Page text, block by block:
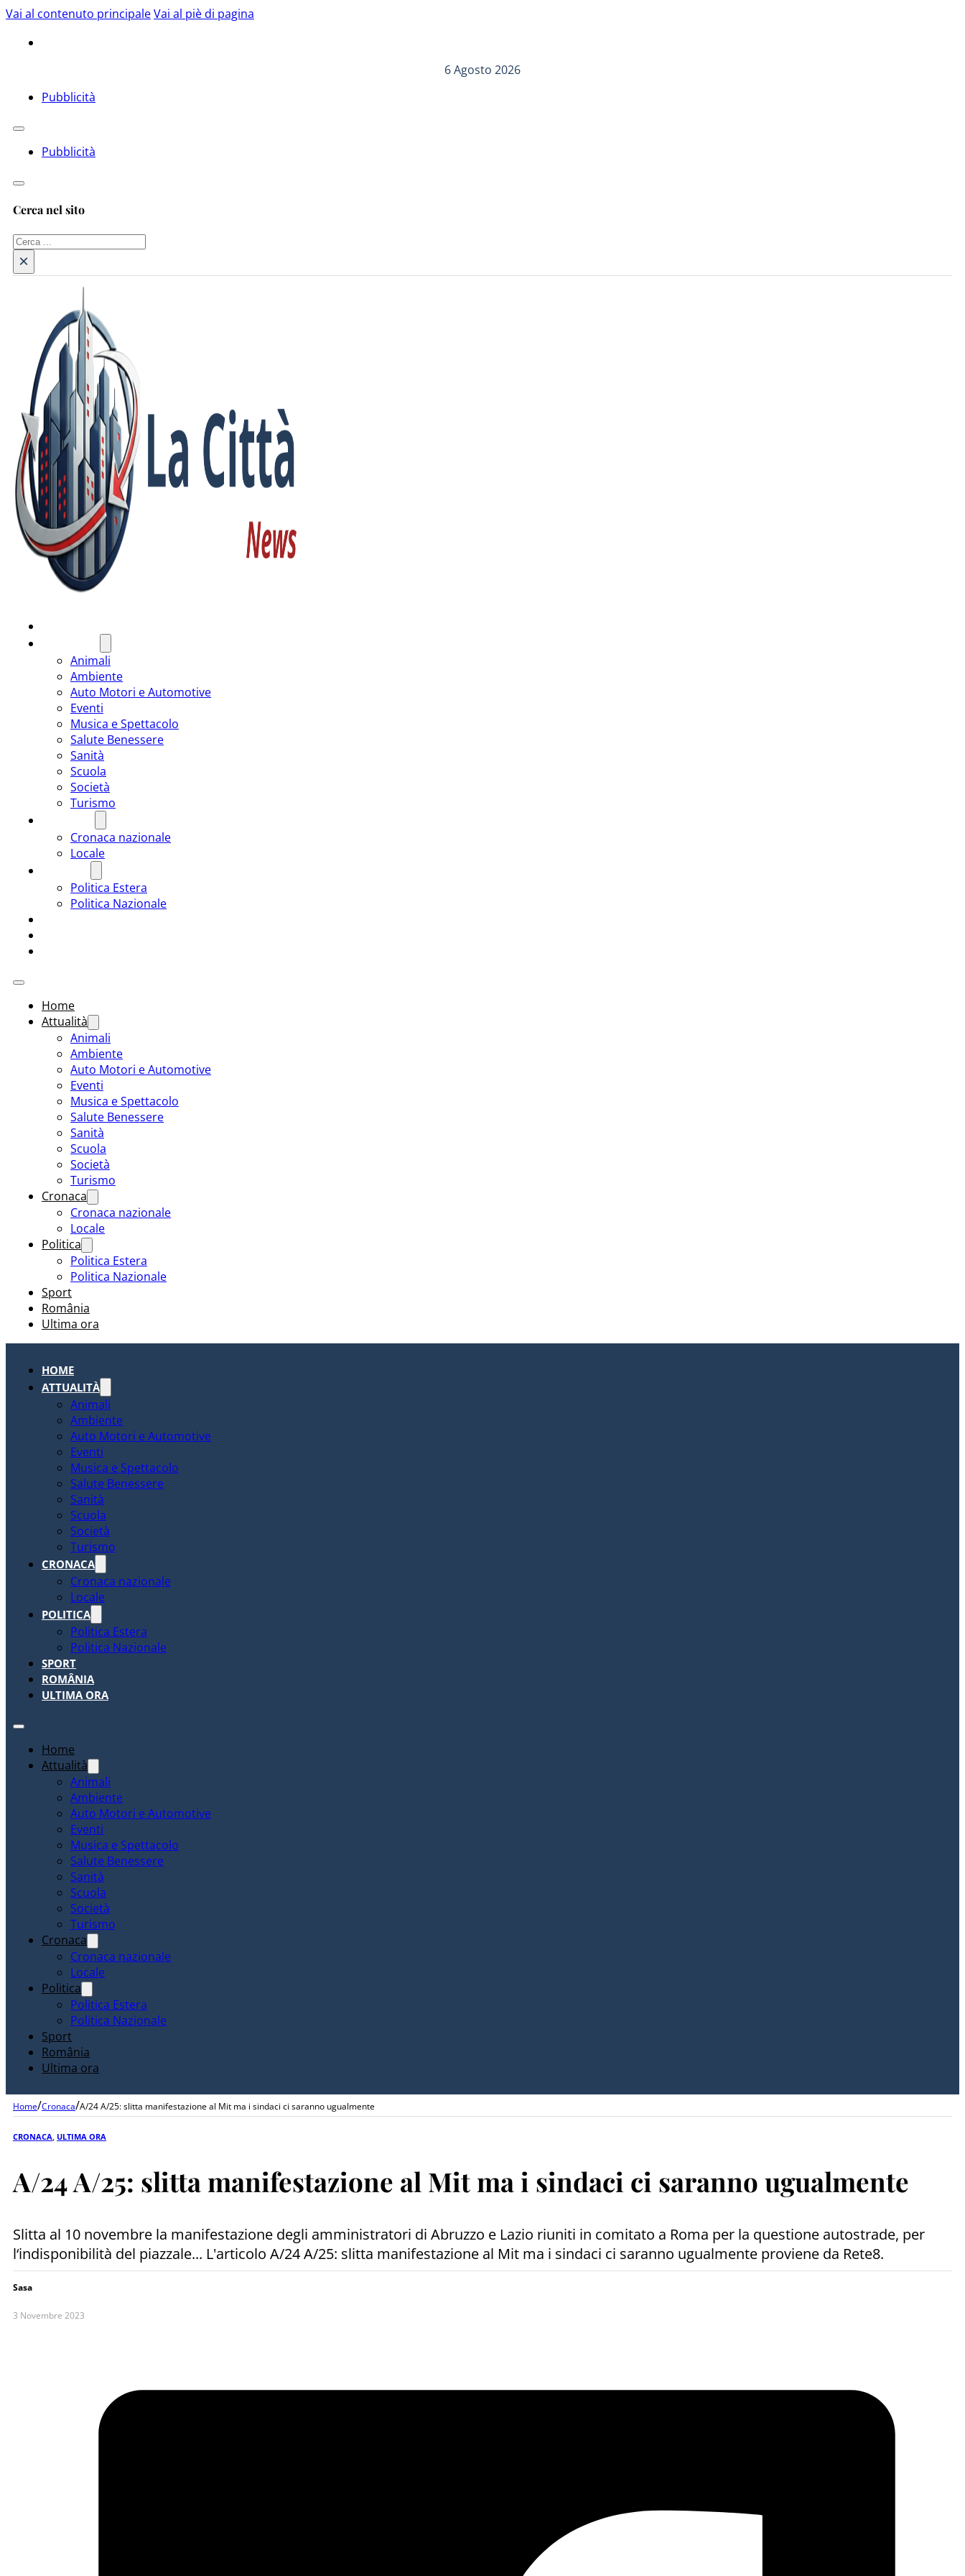
Vai al contenuto principaleVai al piè di pagina
6 Agosto 2026
Pubblicità
Pubblicità
Cerca nel sito
Cerca
×
Animali
Ambiente
Auto Motori e Automotive
Eventi
Musica e Spettacolo
Salute Benessere
Sanità
Scuola
Società
Turismo
Cronaca nazionale
Locale
Politica Estera
Politica Nazionale
Home
Attualità
Animali
Ambiente
Auto Motori e Automotive
Eventi
Musica e Spettacolo
Salute Benessere
Sanità
Scuola
Società
Turismo
Cronaca
Cronaca nazionale
Locale
Politica
Politica Estera
Politica Nazionale
Sport
România
Ultima ora
HOME
ATTUALITÀ
Animali
Ambiente
Auto Motori e Automotive
Eventi
Musica e Spettacolo
Salute Benessere
Sanità
Scuola
Società
Turismo
CRONACA
Cronaca nazionale
Locale
POLITICA
Politica Estera
Politica Nazionale
SPORT
ROMÂNIA
ULTIMA ORA
Home
Attualità
Animali
Ambiente
Auto Motori e Automotive
Eventi
Musica e Spettacolo
Salute Benessere
Sanità
Scuola
Società
Turismo
Cronaca
Cronaca nazionale
Locale
Politica
Politica Estera
Politica Nazionale
Sport
România
Ultima ora
Home/Cronaca/A/24 A/25: slitta manifestazione al Mit ma i sindaci ci saranno ugualmente
CRONACA ULTIMA ORA
A/24 A/25: slitta manifestazione al Mit ma i sindaci ci saranno ugualmente
Slitta al 10 novembre la manifestazione degli amministratori di Abruzzo e Lazio riuniti in comitato a Roma per la questione autostrade, per
l‘indisponibilità del piazzale... L'articolo A/24 A/25: slitta manifestazione al Mit ma i sindaci ci saranno ugualmente proviene da Rete8.
Sasa
3 Novembre 2023